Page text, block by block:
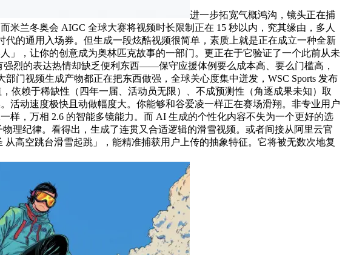
进一步拓宽气概鸿沟，镜头正在捕
兰冬奥会 AIGC 全球大赛将视频时长限制正在 15 秒以内，究其缘由，多人
的通用入场券。但生成一段炫酷视频很简单，素质上就是正在成立一种全新
」，让你的创意成为奥林匹克故事的一部门。更正在于它验证了一个此前从未
烈的表达热情却缺乏便利东西——保守应援体例要么成本高、要么门槛高，
门视频生成产物都正在把东西做强，全球关心度集中迸发，WSC Sports 发布
依赖于稀缺性（四年一届、活动员无限）、不成预测性（角逐成果未知）取
活动速度极快且动做幅度大。你能够和谷爱凌一样正在赛场滑翔。非专业用户
，万相 2.6 的智能多镜能力。而 AI 生成的个性化内容不失为一个更好的选
理纪律。看得出，生成了连贯又合适逻辑的滑雪视频。或者间接从阿里云官
高空跳台滑雪起跳」，能精准捕获用户上传的抽象特征。它将被无数次地复